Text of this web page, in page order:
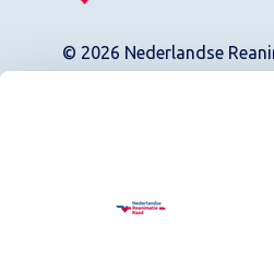
© 2026 Nederlandse